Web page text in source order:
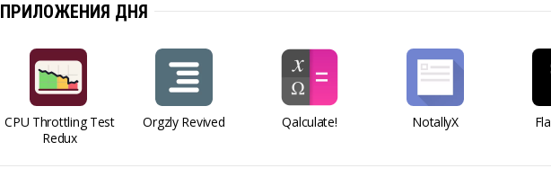
ПРИЛОЖЕНИЯ ДНЯ
CPU Throttling Test
Redux
Orgzly Revived Qalculate! NotallyX